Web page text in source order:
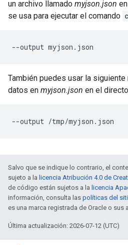
un archivo llamado myjson.json
se usa para ejecutar el comando
--output myjson.json
También puedes usar la
datos en myjson.json en el
--output /tmp/myjson.json
Salvo que se indique lo contrario, el
sujeto a la licencia Atribución 4.0 de
de código están sujetos a la licencia
información, consulta las políticas del
es una marca registrada de Oracle o sus
Última actualización: 2026-07-12 (UTC)